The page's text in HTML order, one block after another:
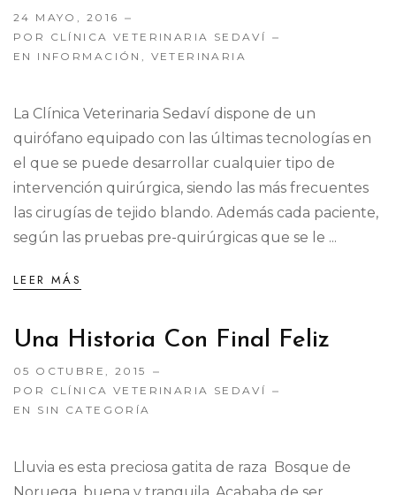
24 MAYO, 2016
POR CLÍNICA VETERINARIA SEDAVÍ
EN INFORMACIÓN VETERINARIA
La Clínica Veterinaria Sedaví dispone de un
quirófano equipado con las últimas tecnologías en
el que se puede desarrollar cualquier tipo de
intervención quirúrgica, siendo las más frecuentes
las cirugías de tejido blando. Además cada paciente,
según las pruebas pre-quirúrgicas que se le ...
LEER MÁS
Una Historia Con Final Feliz
05 OCTUBRE, 2015
POR CLÍNICA VETERINARIA SEDAVÍ
EN SIN CATEGORÍA
Lluvia es esta preciosa gatita de raza Bosque de